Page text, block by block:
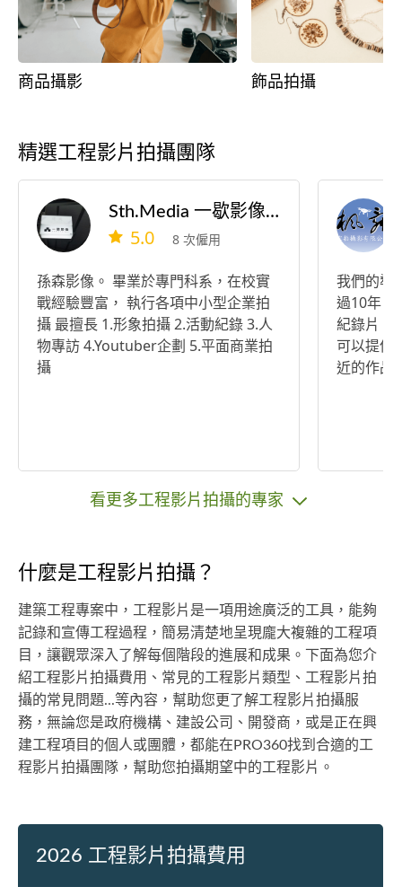
商品攝影 飾品拍攝
精選工程影片拍攝團隊
Sth.Media 一歇影像工作室
5.0 8 次僱用
孫森影像。 畢業於專門科系，在校實
戰經驗豐富， 執行各項中小型企業拍
攝 最擅長 1.形象拍攝 2.活動紀錄 3.人
物專訪 4.Youtuber企劃 5.平面商業拍
攝
我們的導
過10年，
紀錄片、
可以提供
近的作品
看更多工程影片拍攝的專家
什麼是工程影片拍攝？
建築工程專案中，工程影片是一項用途廣泛的工具，能夠
記錄和宣傳工程過程，簡易清楚地呈現龐大複雜的工程項
目，讓觀眾深入了解每個階段的進展和成果。下面為您介
紹工程影片拍攝費用、常見的工程影片類型、工程影片拍
攝的常見問題...等內容，幫助您更了解工程影片拍攝服
務，無論您是政府機構、建設公司、開發商，或是正在興
建工程項目的個人或團體，都能在PRO360找到合適的工
程影片拍攝團隊，幫助您拍攝期望中的工程影片。
2026 工程影片拍攝費用